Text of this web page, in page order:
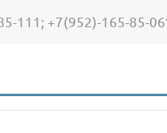
111; +7(952)-165-85-06